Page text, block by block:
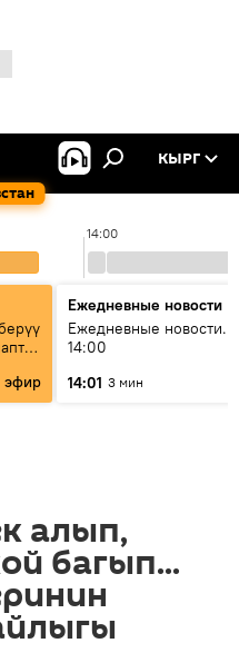
КЫРГ
14:00
эфир
Ежедневные новости
Ежедневные новости.
14:00
14:01 3 мин
алып,
багып...